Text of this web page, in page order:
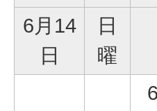
6月14
日
日
曜